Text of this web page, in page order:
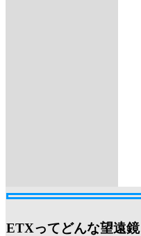
ETXってどんな望遠鏡